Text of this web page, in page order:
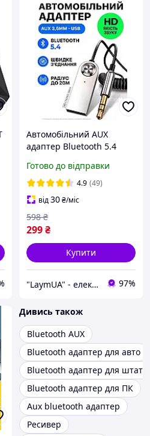
Автомобільний AUX
адаптер Bluetooth 5.4
бездротовий Car Adapter
стерео музика в машину
ресивер USB to 3.5mm
Готово до відправки
4.9 (49)
від30₴/міс
299₴
598 ₴
Купити
"LaymUA" - електроніка від перевірених брендів! 97%
Дивись також
Bluetooth AUX
Bluetooth адаптер для авто
Bluetooth адаптер для
Bluetooth адаптер для ПК
Aux bluetooth адаптер
Ресивер